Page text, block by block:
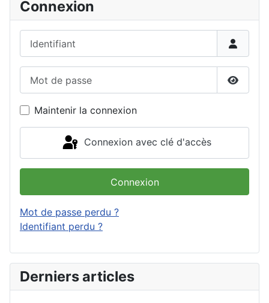
Connexion
Maintenir la connexion
Connexion avec clé d'accès
Connexion
Mot de passe perdu ?
Identifiant perdu ?
Derniers articles